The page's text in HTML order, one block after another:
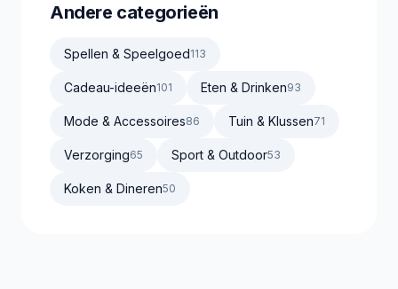
Andere categorieën
Spellen & Speelgoed113
Cadeau-ideeën101 Eten & Drinken93
Mode & Accessoires86 Tuin & Klussen71
Verzorging65 Sport & Outdoor53
Koken & Dineren50